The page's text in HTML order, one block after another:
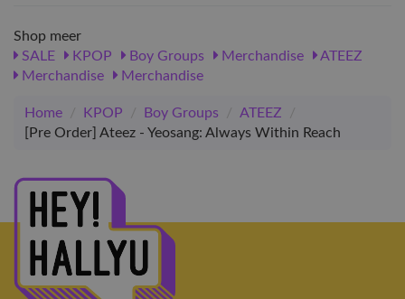
Shop meer
SALE
KPOP Boy Groups Merchandise
ATEEZ
Merchandise
Merchandise
Home / KPOP / Boy Groups / ATEEZ
/
[Pre Order] Ateez - Yeosang: Always Within Reach